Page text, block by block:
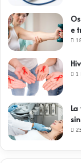
e
1